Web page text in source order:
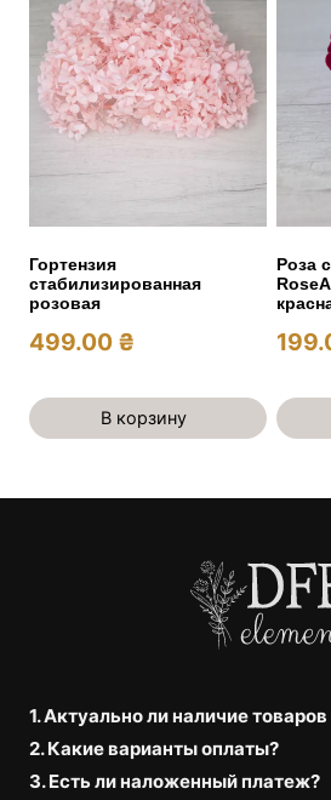
Гортензия
стабилизированная
розовая
499.00 ₴
В корзину
Роза
1. Актуально ли наличие
2. Какие варианты оплаты?
3. Есть ли наложенный платеж?